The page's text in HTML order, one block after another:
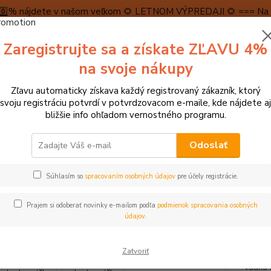
nájdete v našom veľkom 🌻 LETNOM VÝPREDAJI 🌻 ===
máme teraz pripravené špeciálne zľavy až do výšky 1️⃣5️⃣%
A PLATBA RECENZIE 👉VRÁTENIE TOVARU👈
Hľadať
(Po-
► BÁBIKY, PLYŠÁKY Goki Maňuška na ruku kravička Karry
na ruku kravička Karry
sa ju
vďaka
Zaregistrujte sa a získate ZĽAVU 4%
na svoje nákupy
Zľavu automaticky získava každý registrovaný zákazník, ktorý
svoju registráciu potvrdí v potvrdzovacom e-maile, kde nájdete aj
bližšie info ohľadom vernostného programu.
Odoslať
Súhlasím so spracovaním osobných údajovpre účely registrácie.
Prajem si odoberať novinky e-mailom podľa podmienok spracovania osobných
údajov.
Zatvoriť